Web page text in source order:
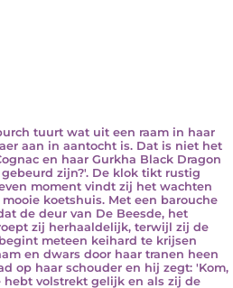
tuurt wat uit een raam in haar
aan in aantocht is. Dat is niet het
en haar Gurkha Black Dragon
zijn?'. De klok tikt rustig
moment vindt zij het wachten
koetshuis. Met een barouche
de deur van De Beesde, het
zij herhaaldelijk, terwijl zij de
meteen keihard te krijsen
en dwars door haar tranen heen
op haar schouder en hij zegt: 'Kom,
hebt volstrekt gelijk en als zij de